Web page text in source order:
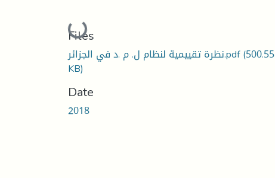
Loading...
Files
نظرة تقييمية لنظام ل. م .د في الجزائر.pdf(500.55
KB)
Date
2018